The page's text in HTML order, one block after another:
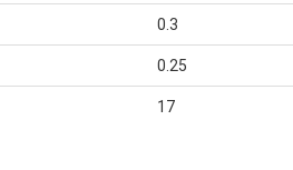
0.3
0.25
17